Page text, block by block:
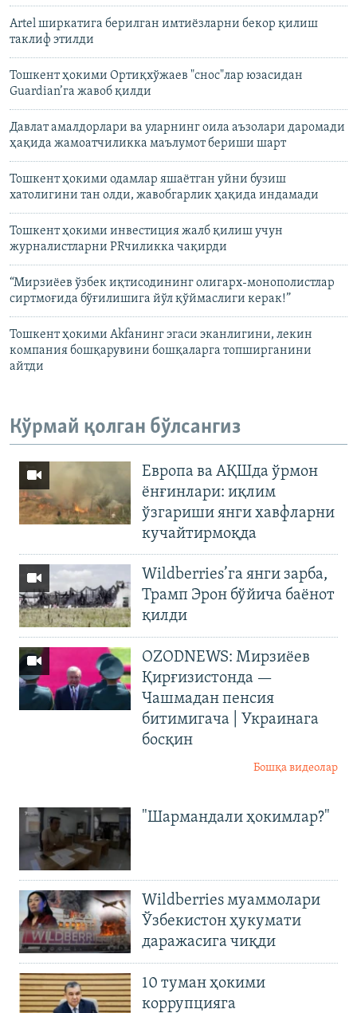
Artel ширкатига берилган имтиёзларни бекор қилиш
таклиф этилди
Тошкент ҳокими Ортиқхўжаев "снос"лар юзасидан
Guardian’га жавоб қилди
Давлат амалдорлари ва уларнинг оила аъзолари даромади
ҳақида жамоатчиликка маълумот бериши шарт
Тошкент ҳокими одамлар яшаётган уйни бузиш
хатолигини тан олди, жавобгарлик ҳақида индамади
Тошкент ҳокими инвестиция жалб қилиш учун
журналистларни PRчиликка чақирди
“Мирзиëев ўзбек иқтисодининг олигарх-монополистлар
сиртмоғида бўғилишига йўл қўймаслиги керак!”
Тошкент ҳокими Akfaнинг эгаси эканлигини, лекин
компания бошқарувини бошқаларга топширганини
айтди
Кўрмай қолган бўлсангиз
Европа ва АҚШда ўрмон
ёнғинлари: иқлим
ўзгариши янги хавфларни
кучайтирмоқда
Wildberries’га янги зарба,
Трамп Эрон бўйича баёнот
қилди
OZODNEWS: Мирзиёев
Қирғизистонда —
Чашмадан пенсия
битимигача | Украинага
босқин
Бошқа видеолар
"Шармандали ҳокимлар?"
Wildberries муаммолари
Ўзбекистон ҳукумати
даражасига чиқди
10 туман ҳокими
коррупцияга